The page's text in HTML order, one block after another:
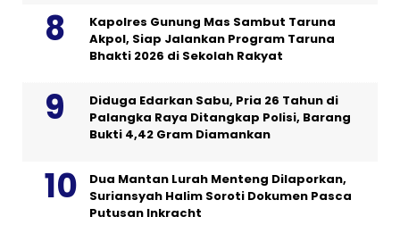
Kapolres Gunung Mas Sambut Taruna
Akpol, Siap Jalankan Program Taruna
Bhakti 2026 di Sekolah Rakyat
Diduga Edarkan Sabu, Pria 26 Tahun di
Palangka Raya Ditangkap Polisi, Barang
Bukti 4,42 Gram Diamankan
Dua Mantan Lurah Menteng Dilaporkan,
Suriansyah Halim Soroti Dokumen Pasca
Putusan Inkracht